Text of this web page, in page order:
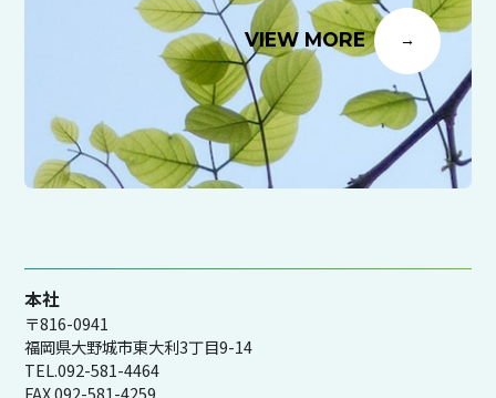
VIEW MORE
本社
〒816-0941
福岡県大野城市東大利3丁目9-14
TEL.092-581-4464
FAX.092-581-4259